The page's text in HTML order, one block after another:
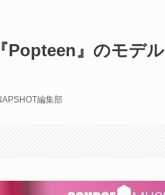
Popteen』のモデル
編集部